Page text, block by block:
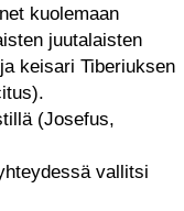
kuolemaan
juutalaisten
keisari Tiberiuksen
(Josefus,
vallitsi